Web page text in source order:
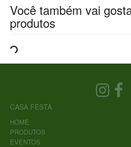
Você também vai
produtos
CASA FESTA
HOME
PRODUTOS
EVENTOS